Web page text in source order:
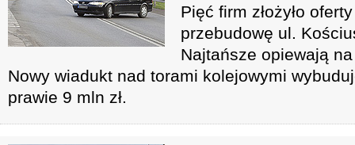
Pięć firm złożyło
przebudowę ul.
Najtańsze opiewają
Nowy wiadukt nad torami kolejowymi
prawie 9 mln zł.